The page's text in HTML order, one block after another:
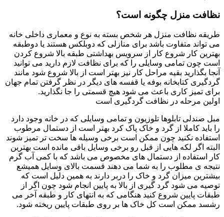
نظافت منزل چگونه است؟
طریقه نظافت منزل هر شخص بسته به نوع و معماری داخلی خانه
می تواند متفاوت باشد برای منازلی که دوبلکس هستند یا دوطبقه
بهترین کار شروع کار از سرویس بهداشتی طبقه بالا شروع کردن
است چون تمامی وسایلی را که برای نظافت لازم دارید می توانید
آنجا بگذارید بقیه مراحل کار نیز بهتر است از بالا شروع شود مانند
گردگیری کتابخانه بوفه یا قفسه های دیگر در نظر گرفتن تمام جهان
برای تمیز کاری باعث می شود هیچ قسمتی را جا نگذارید.
اولین مرحله در نظافت گردگیری است
مبل صندلی تابلوها تلوزیون و تمامی وسایلی که در خانه وجود دارد
را باید کاملا از گرد و خاک پاک کرد بهتر است از دستمال مرطوب
استفاده نکنید چون ممکن است برخی وسیله ها سخت تر تمیز شوند
البته اگر لکه هایی از قبل رو برخی وسایل باقی مانده است بهترین
کار استفاده از دستمال های مخصوص می باشد که با کمی آب گرم
نتیجه ی مطلوب را به شما می دهند قسمت بالای وسایل همیشع
بیشترین میزان گرد و خاک را دربر دارند به همین دلیل است که
توصیه می شود گرد گیری از بالا به پایین انجام شود چون اگر از
طبقات پایین شروع کنید هنگامی که به انتهای کار و طبقه آخر می
رشسد ممکن است کل خاک ها بر روی طبقات پایین ریخته شود.